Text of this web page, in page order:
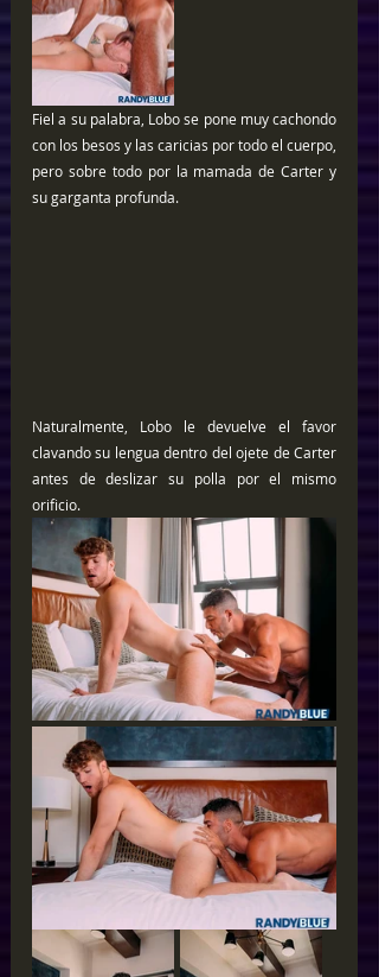
Fiel a su palabra, Lobo se pone muy cachondo
con los besos y las caricias por todo el cuerpo,
pero sobre todo por la mamada de Carter y
su garganta profunda.
Naturalmente, Lobo le devuelve el favor
clavando su lengua dentro del ojete de Carter
antes de deslizar su polla por el mismo
orificio.